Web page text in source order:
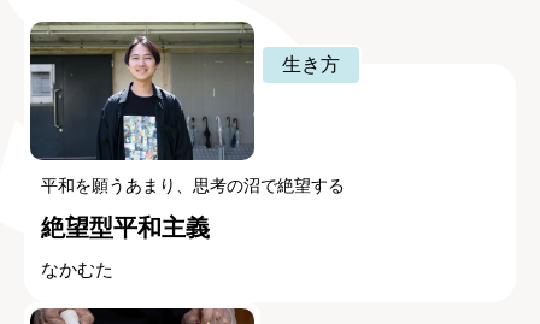
生き方
平和を願うあまり、思考の沼で絶望する
絶望型平和主義
なかむた